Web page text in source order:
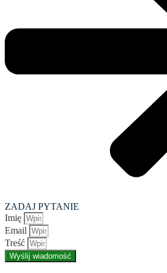
ZADAJ PYTANIE
Imię
Email
Treść
Wyślij wiadomość